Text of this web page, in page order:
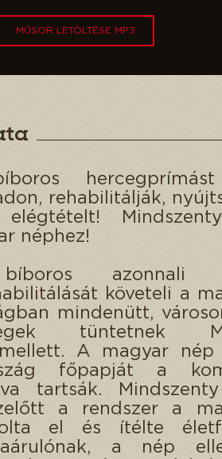
MŰSOR LETÖLTÉSE MP3
rehabilitálják,
néphez!
azonnali
követeli a
mindenütt,
tüntetnek
mellett. A magyar
főpapját a
tartsák.
a rendszer a
el és ítélte
a nép